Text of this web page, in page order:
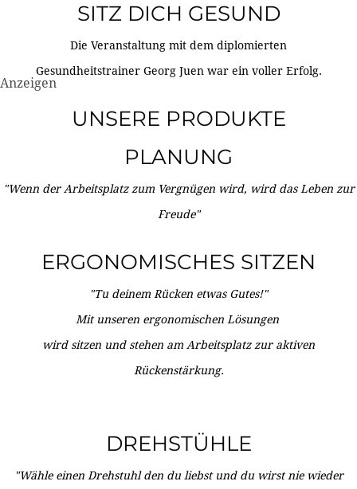
SITZ DICH GESUND
Die Veranstaltung mit dem diplomierten
Gesundheitstrainer Georg Juen war ein voller Erfolg.
Anzeigen
UNSERE PRODUKTE
PLANUNG
"Wenn der Arbeitsplatz zum Vergnügen wird, wird das Leben zur
Freude"
ERGONOMISCHES SITZEN
"Tu deinem Rücken etwas Gutes!"
Mit unseren ergonomischen Lösungen
wird sitzen und stehen am Arbeitsplatz zur aktiven
Rückenstärkung.
DREHSTÜHLE
"Wähle einen Drehstuhl den du liebst und du wirst nie wieder